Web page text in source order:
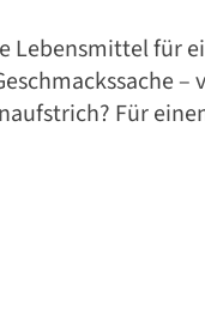
Lebensmittel für
–
Für